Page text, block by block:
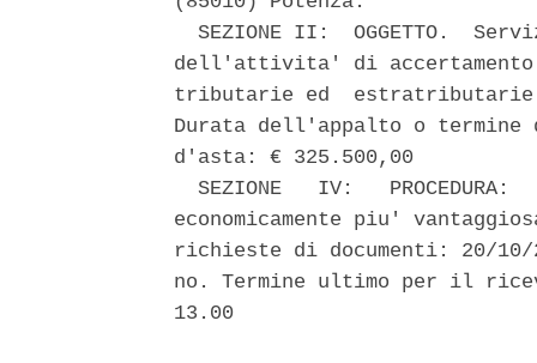
SEZIONE II:  OGGETTO.
dell'attivita' di
tributarie ed
Durata dell'appalto o termine
d'asta: € 325.500,00
SEZIONE   IV:   PROCEDURA:
economicamente piu'
richieste di documenti: 20/10/
no. Termine ultimo per il
13.00